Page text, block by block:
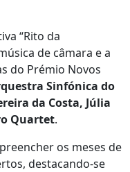
“Rito da
de câmara e a
do Prémio Novos
Sinfónica do
da Costa, Júlia
Quartet.
os meses de
destacando-se